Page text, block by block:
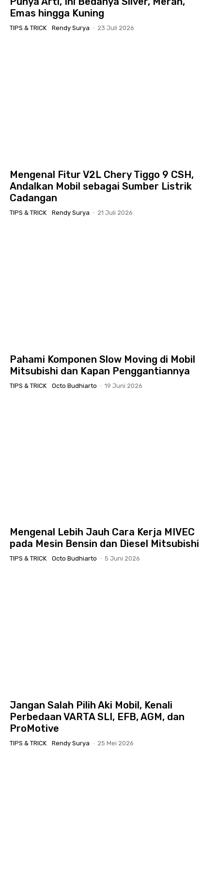
19:15
Emas hingga Kuning
TIPS & TRICK Rendy Surya - 23 Juli 2026
Mengenal Fitur V2L Chery Tiggo 9 CSH,
Andalkan Mobil sebagai Sumber Listrik
Cadangan
TIPS & TRICK Rendy Surya - 21 Juli 2026
Pahami Komponen Slow Moving di Mobil
Mitsubishi dan Kapan Penggantiannya
TIPS & TRICK Octo Budhiarto - 19 Juni 2026
Mengenal Lebih Jauh Cara Kerja MIVEC
pada Mesin Bensin dan Diesel Mitsubishi
TIPS & TRICK Octo Budhiarto - 5 Juni 2026
Jangan Salah Pilih Aki Mobil, Kenali
Perbedaan VARTA SLI, EFB, AGM, dan
ProMotive
TIPS & TRICK Rendy Surya - 25 Mei 2026